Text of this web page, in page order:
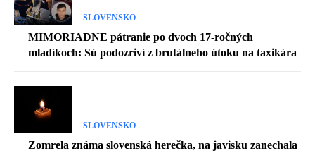
SLOVENSKO
MIMORIADNE pátranie po dvoch 17-ročných
mladíkoch: Sú podozriví z brutálneho útoku na taxikára
SLOVENSKO
Zomrela známa slovenská herečka, na javisku zanechala